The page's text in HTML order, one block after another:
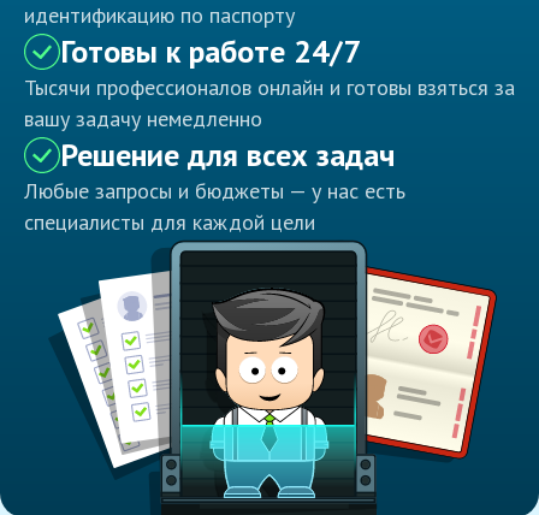
идентификацию по паспорту
Готовы к работе 24/7
Тысячи профессионалов онлайн и готовы взяться за
вашу задачу немедленно
Решение для всех задач
Любые запросы и бюджеты — у нас есть
специалисты для каждой цели